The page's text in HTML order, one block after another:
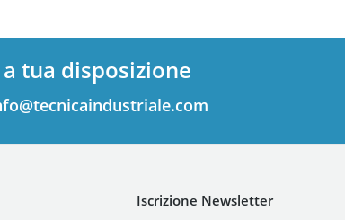
tua disposizione
Iscrizione Newsletter